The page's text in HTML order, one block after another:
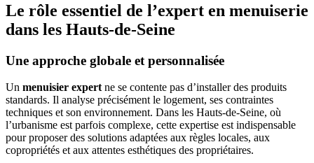
Le rôle essentiel de l’expert en menuiserie
dans les Hauts-de-Seine
Une approche globale et personnalisée
Un menuisier expert ne se contente pas d’installer des produits
standards. Il analyse précisément le logement, ses contraintes
techniques et son environnement. Dans les Hauts-de-Seine, où
l’urbanisme est parfois complexe, cette expertise est indispensable
pour proposer des solutions adaptées aux règles locales, aux
copropriétés et aux attentes esthétiques des propriétaires.